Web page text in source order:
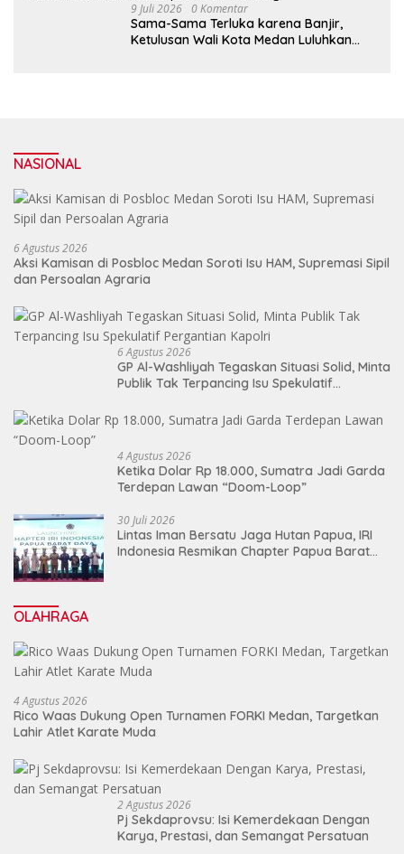
9 Juli 2026 0 Komentar
Sama-Sama Terluka karena Banjir,
Ketulusan Wali Kota Medan Luluhkan
NASIONAL
6 Agustus 2026
Aksi Kamisan di Posbloc Medan Soroti Isu HAM, Supremasi Sipil
dan Persoalan Agraria
6 Agustus 2026
GP Al-Washliyah Tegaskan Situasi Solid, Minta
Publik Tak Terpancing Isu Spekulatif
4 Agustus 2026
Ketika Dolar Rp 18.000, Sumatra Jadi Garda
Terdepan Lawan “Doom-Loop”
30 Juli 2026
Lintas Iman Bersatu Jaga Hutan Papua, IRI
Indonesia Resmikan Chapter Papua Barat
OLAHRAGA
4 Agustus 2026
Rico Waas Dukung Open Turnamen FORKI Medan, Targetkan
Lahir Atlet Karate Muda
2 Agustus 2026
Pj Sekdaprovsu: Isi Kemerdekaan Dengan
Karya, Prestasi, dan Semangat Persatuan